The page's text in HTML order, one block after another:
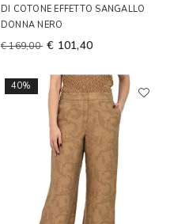
DI COTONE EFFETTO SANGALLO
DONNA NERO
€ 169,00 € 101,40
40%